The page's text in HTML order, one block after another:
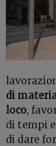
di
loco,
di tempi
di dare